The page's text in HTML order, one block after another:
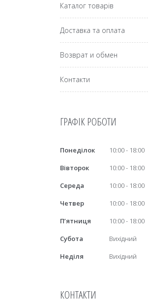
Каталог товарів
Доставка та оплата
Возврат и обмен
Контакти
ГРАФІК РОБОТИ
Понеділок 10:00
18:00
Вівторок
10:00
18:00
Середа
10:00
18:00
Четвер
10:00
18:00
Пʼятниця
10:00
18:00
Субота
Вихідний
Неділя
Вихідний
КОНТАКТИ